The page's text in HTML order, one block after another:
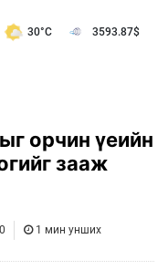
30°C 3593.87$
орчин үеийн
зааж
1 мин унших